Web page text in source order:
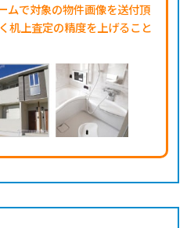
ムで対象の物件画像を送付頂
机上査定の精度を上げること